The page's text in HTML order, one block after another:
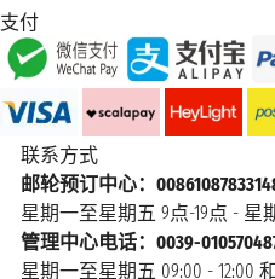
支付
联系方式
邮轮预订中心：
星期一至星期五 9点-19点 - 星
管理中心电话：0039-
星期一至星期五 09:00 - 12:00 和